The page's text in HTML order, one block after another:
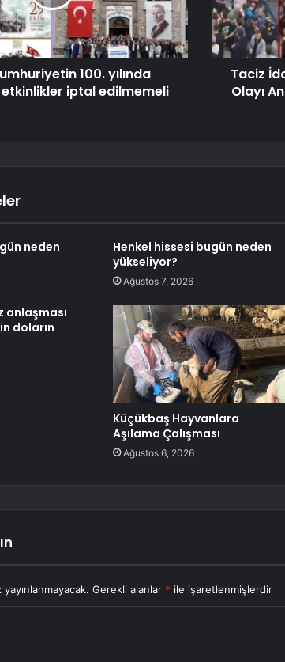
100. yılında
iptal edilmemeli
Taciz
Olayı
neden
Henkel hissesi bugün neden
yükseliyor?
Ağustos 7, 2026
anlaşması
doların
Küçükbaş Hayvanlara
Aşılama Çalışması
Ağustos 6, 2026
Gerekli alanlar * ile işaretlenmişlerdir